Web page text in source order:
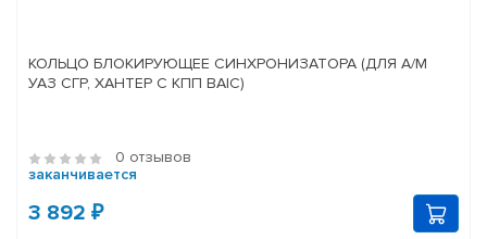
КОЛЬЦО БЛОКИРУЮЩЕЕ СИНХРОНИЗАТОРА (ДЛЯ А/М
УАЗ СГР, ХАНТЕР С КПП BAIC)
0 отзывов
заканчивается
3 892 ₽